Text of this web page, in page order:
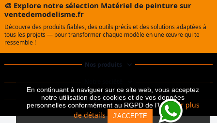
🎨 Explore notre sélection Matériel de peinture sur
ventedemodelisme.fr
Découvre des produits fiables, des outils précis et des solutions adaptées à
tous les projets — pour transformer chaque modèle en une œuvre qui te
ressemble !
Nos produits
Contactez-nous
En continuant à naviguer sur ce site web, vous acceptez
notre utilisation des cookies et de vos données
personnelles conformément au RGPD de l'UE. Voir plus
de détails
J'ACCEPTE